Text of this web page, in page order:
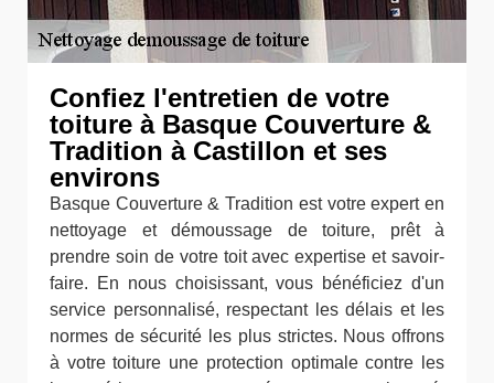
Confiez l'entretien de votre
toiture à Basque Couverture &
Tradition à Castillon et ses
environs
Basque Couverture & Tradition est votre expert en
nettoyage et démoussage de toiture, prêt à
prendre soin de votre toit avec expertise et savoir-
faire. En nous choisissant, vous bénéficiez d'un
service personnalisé, respectant les délais et les
normes de sécurité les plus strictes. Nous offrons
à votre toiture une protection optimale contre les